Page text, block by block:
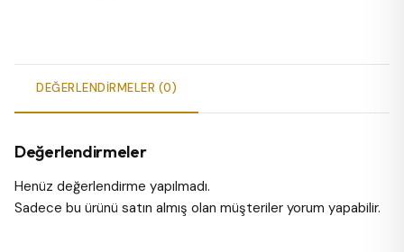
DEĞERLENDIRMELER (0)
Değerlendirmeler
Henüz değerlendirme yapılmadı.
Sadece bu ürünü satın almış olan müşteriler yorum yapabilir.